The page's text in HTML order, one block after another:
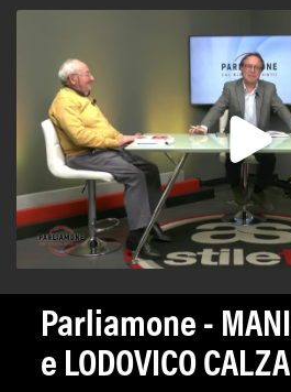
Parliamone -
e LODOVICO CALZA